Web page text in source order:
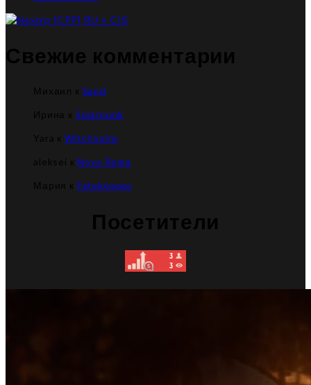
Свежие комментарии
Михаил к Sand
Ирина к Solarpunk
Yara к Witchspire
aleksei кNova Roma
Мария к Fatekeeper
Посетители